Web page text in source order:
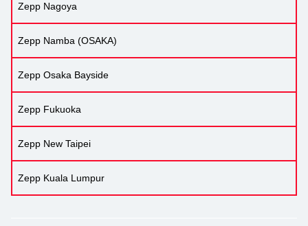
Zepp Nagoya
Zepp Namba (OSAKA)
Zepp Osaka Bayside
Zepp Fukuoka
Zepp New Taipei
Zepp Kuala Lumpur